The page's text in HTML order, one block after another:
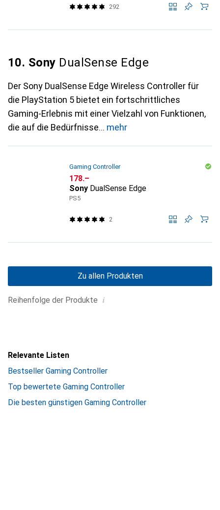
292
10. Sony DualSense Edge
Der Sony DualSense Edge Wireless Controller für
die PlayStation 5 bietet ein fortschrittliches
Gaming-Erlebnis mit einer Vielzahl von Funktionen,
die auf die Bedürfnisse
mehr
Gaming Controller
CHF
178.–
Sony DualSense Edge
PS5
2
Reihenfolge der Produkte i
Zu allen Produkten
Relevante Listen
Bestseller Gaming Controller
Top bewertete Gaming Controller
Die besten günstigen Gaming Controller